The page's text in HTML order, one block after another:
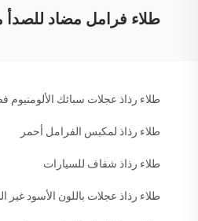
طلاء فرامل مضاد للصدأ
طلاء رذاذ عجلات سبائك الألومنيوم
طلاء رذاذ لمكبس الفرامل أحمر
طلاء رذاذ شفاف للسيارات
طلاء رذاذ عجلات باللون الأسود غير